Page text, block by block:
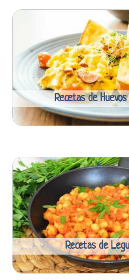
Recetas de
Recetas de